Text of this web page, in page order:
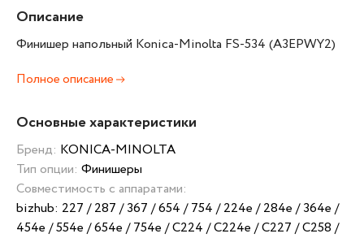
Описание
Финишер напольный Konica-Minolta FS-534 (A3EPWY2)
Полное описание
Основные характеристики
Бренд: KONICA-MINOLTA
Тип опции: Финишеры
Совместимость с аппаратами:
bizhub: 227 / 287 / 367 / 654 / 754 / 224e / 284e / 364e /
454e / 554e / 654e / 754e / C224 / C224e / C227 / C258 /